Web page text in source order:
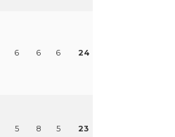
6 6 6 24
5 8 5 23